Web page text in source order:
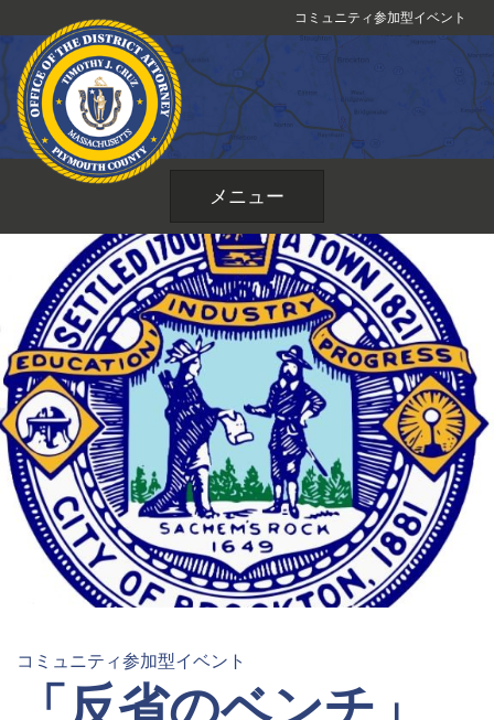
ン
テ
ツ
コミュニティ参加型イベント
メニュー
コミュニティ参加型イベント
「反省のベンチ」